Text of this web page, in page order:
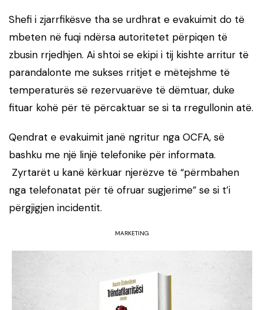
Shefi i zjarrfikësve tha se urdhrat e evakuimit do të
mbeten në fuqi ndërsa autoritetet përpiqen të
zbusin rrjedhjen. Ai shtoi se ekipi i tij kishte arritur të
parandalonte me sukses rritjet e mëtejshme të
temperaturës së rezervuarëve të dëmtuar, duke
fituar kohë për të përcaktuar se si ta rregullonin atë.
Qendrat e evakuimit janë ngritur nga OCFA, së
bashku me një linjë telefonike për informata.
Zyrtarët u kanë kërkuar njerëzve të “përmbahen
nga telefonatat për të ofruar sugjerime” se si t’i
përgjigjen incidentit.
MARKETING